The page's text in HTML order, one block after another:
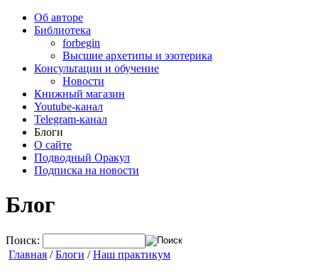
Об авторе
Библиотека
forbegin
Высшие архетипы и эзотерика
Консультации и обучение
Новости
Книжный магазин
Youtube-канал
Telegram-канал
Блоги
О сайте
Подводный Оракул
Подписка на новости
Блог
Поиск:
Главная /Блоги /Наш практикум